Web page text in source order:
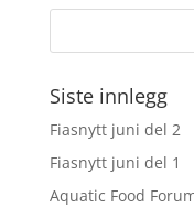
Siste innlegg
Fiasnytt juni del 2
Fiasnytt juni del 1
Aquatic Food